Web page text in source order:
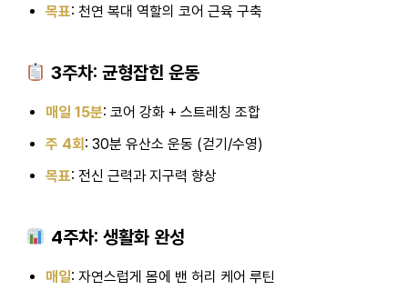
목표: 천연 복대 역할의 코어 근육 구축
3주차: 균형잡힌 운동
매일 15분: 코어 강화 + 스트레칭 조합
주 4회 : 30분 유산소 운동 (걷기/수영)
목표: 전신 근력과 지구력 향상
4주차: 생활화 완성
매일: 자연스럽게 몸에 밴 허리 케어 루틴